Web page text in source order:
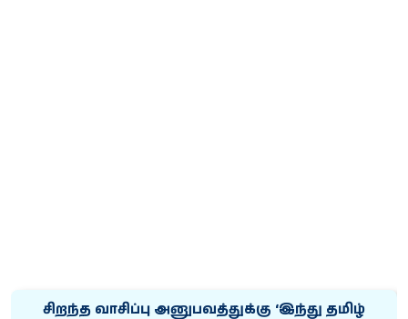
சிறந்த வாசிப்பு அனுபவத்துக்கு ‘இந்து தமிழ்